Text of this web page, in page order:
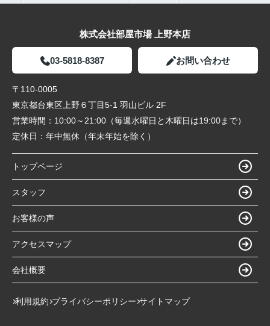
株式会社部屋市場 上野本店
03-5818-8387 お問い合わせ
〒110-0005
東京都台東区上野６丁目5-1 羽山ビル 2F
営業時間： 10:00～21:00（毎週水曜日と木曜日は19:00まで）
定休日： 年中無休（年末年始を除く）
トップページ
スタッフ
お客様の声
アクセスマップ
会社概要
利用規約 プライバシーポリシー サイトマップ